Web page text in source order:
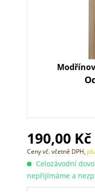
190,00
Ceny vč. včetně DPH,
Celozávodní
nepřijímáme a